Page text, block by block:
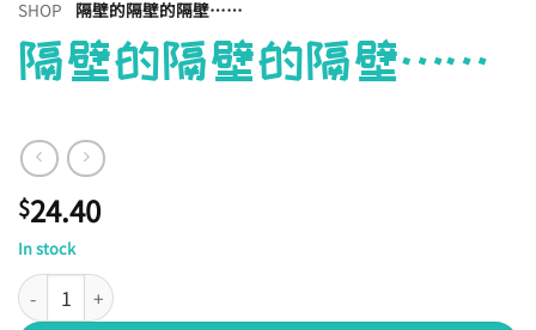
SHOP 隔壁的隔壁的隔壁……
隔壁的隔壁的隔壁……
$24.40
In stock
隔壁的隔壁的隔壁…… quantity